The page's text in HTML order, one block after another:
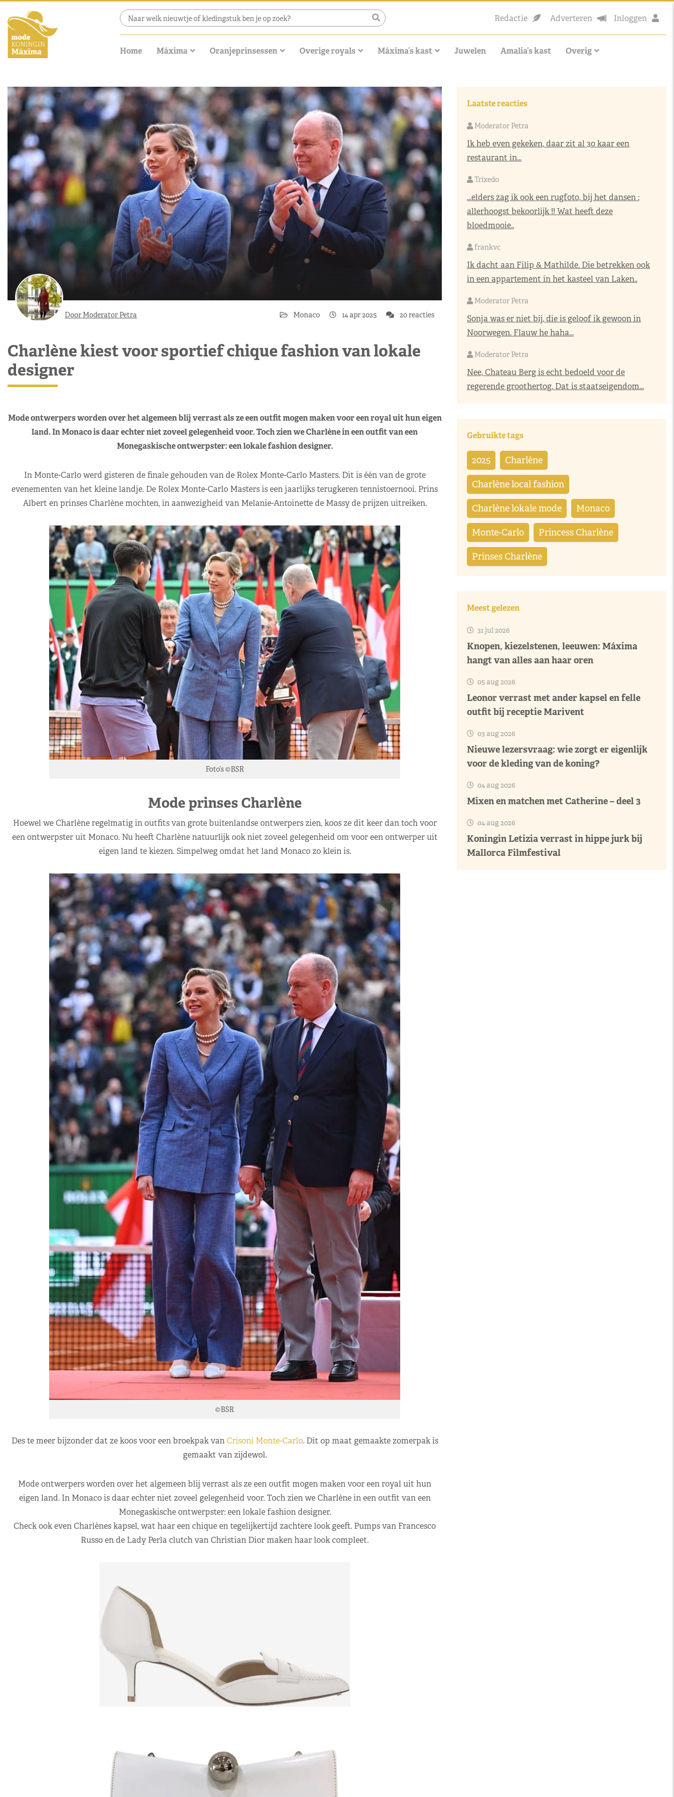
Redactie Adverteren Inloggen
Home Máxima Oranjeprinsessen Overige royals Máxima’s kast Juwelen Amalia’s kast Overig
Door Moderator Petra Monaco 14 apr 2025 20 reacties
Charlène kiest voor sportief chique fashion van lokale
designer
Mode ontwerpers worden over het algemeen blij verrast als ze een outfit mogen maken voor een royal uit hun eigen
land. In Monaco is daar echter niet zoveel gelegenheid voor. Toch zien we Charlène in een outfit van een
Monegaskische ontwerpster: een lokale fashion designer.
In Monte-Carlo werd gisteren de finale gehouden van de Rolex Monte-Carlo Masters. Dit is één van de grote
evenementen van het kleine landje. De Rolex Monte-Carlo Masters is een jaarlijks terugkeren tennistoernooi. Prins
Albert en prinses Charlène mochten, in aanwezigheid van Melanie-Antoinette de Massy de prijzen uitreiken.
Foto’s ©BSR
Mode prinses Charlène
Hoewel we Charlène regelmatig in outfits van grote buitenlandse ontwerpers zien, koos ze dit keer dan toch voor
een ontwerpster uit Monaco. Nu heeft Charlène natuurlijk ook niet zoveel gelegenheid om voor een ontwerper uit
eigen land te kiezen. Simpelweg omdat het land Monaco zo klein is.
©BSR
Des te meer bijzonder dat ze koos voor een broekpak vanCrisoni Monte-Carlo. Dit op maat gemaakte zomerpak is
gemaakt van zijdewol.
Mode ontwerpers worden over het algemeen blij verrast als ze een outfit mogen maken voor een royal uit hun
eigen land. In Monaco is daar echter niet zoveel gelegenheid voor. Toch zien we Charlène in een outfit van een
Monegaskische ontwerpster: een lokale fashion designer.
Check ook even Charlènes kapsel, wat haar een chique en tegelijkertijd zachtere look geeft. Pumps van Francesco
Russo en de Lady Perla clutch van Christian Dior maken haar look compleet.
Laatste reacties
Moderator Petra
Ik heb even gekeken, daar zit al 30 kaar een
restaurant in...
Trixedo
...elders zag ik ook een rugfoto, bij het dansen :
allerhoogst bekoorlijk !! Wat heeft deze
bloedmooie..
frankvc
Ik dacht aan Filip & Mathilde. Die betrekken ook
in een appartement in het kasteel van Laken..
Moderator Petra
Sonja was er niet bij, die is geloof ik gewoon in
Noorwegen. Flauw he haha...
Moderator Petra
Nee, Chateau Berg is echt bedoeld voor de
regerende groothertog. Dat is staatseigendom...
Gebruikte tags
2025 Charlène
Charlène local fashion
Charlène lokale mode Monaco
Monte-Carlo Princess Charlène
Prinses Charlène
Meest gelezen
31 jul 2026
Knopen, kiezelstenen, leeuwen: Máxima
hangt van alles aan haar oren
05 aug 2026
Leonor verrast met ander kapsel en felle
outfit bij receptie Marivent
03 aug 2026
Nieuwe lezersvraag: wie zorgt er eigenlijk
voor de kleding van de koning?
04 aug 2026
Mixen en matchen met Catherine – deel 3
04 aug 2026
Koningin Letizia verrast in hippe jurk bij
Mallorca Filmfestival